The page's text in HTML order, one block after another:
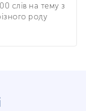
слів на тему з
роду